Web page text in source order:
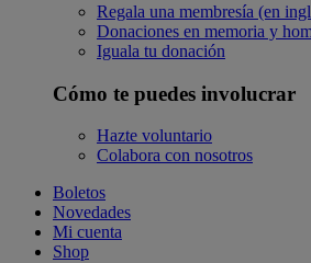
Regala una membresía (en
Donaciones en memoria y
Iguala tu donación
Cómo te puedes involucrar
Hazte voluntario
Colabora con nosotros
Boletos
Novedades
Mi cuenta
Shop